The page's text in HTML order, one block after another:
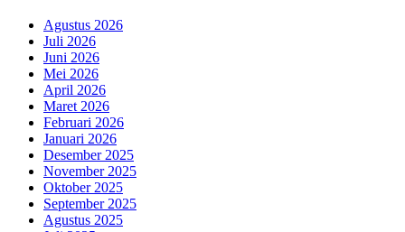
Agustus 2026
Juli 2026
Juni 2026
Mei 2026
April 2026
Maret 2026
Februari 2026
Januari 2026
Desember 2025
November 2025
Oktober 2025
September 2025
Agustus 2025